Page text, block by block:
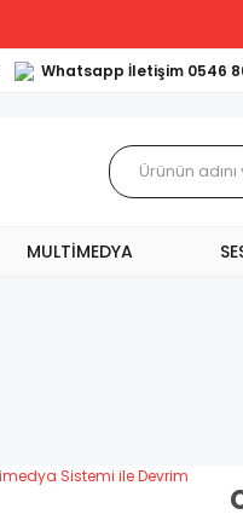
Whatsapp İletişim 0546
MULTİMEDYA